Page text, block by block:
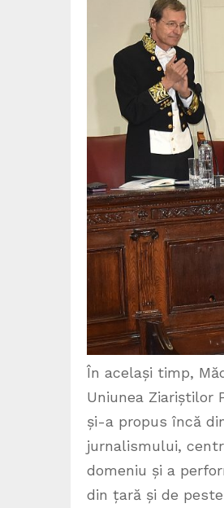
În același timp,
Uniunea Ziariștilor
și-a propus încă
jurnalismului,
domeniu și a
din țară și de